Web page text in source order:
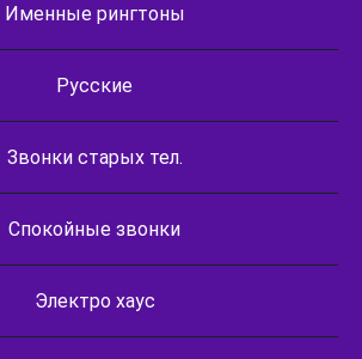
Именные рингтоны
Русские
Звонки старых тел.
Спокойные звонки
Электро хаус